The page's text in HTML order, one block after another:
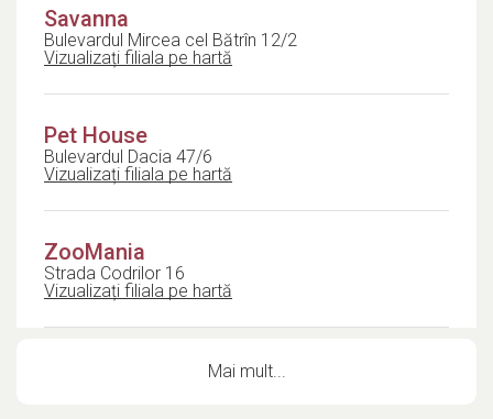
Savanna
Bulevardul Mircea cel Bătrîn 12/2
Vizualizați filiala pe hartă
Pet House
Bulevardul Dacia 47/6
Vizualizați filiala pe hartă
ZooMania
Strada Codrilor 16
Vizualizați filiala pe hartă
Mai mult...